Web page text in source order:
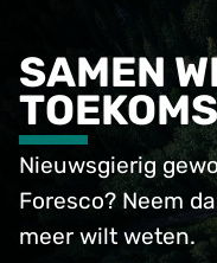
SAMEN
Nieuwsgierig
Foresco? Neem
meer wilt weten.